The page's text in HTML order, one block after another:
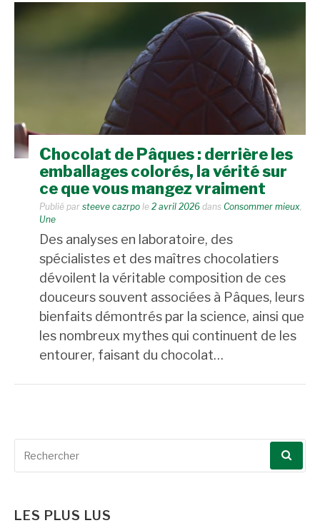
Chocolat de Pâques : derrière les
emballages colorés, la vérité sur
ce que vous mangez vraiment
Publié par steeve cazrpo le 2 avril 2026 dans Consommer mieux
Une
Des analyses en laboratoire, des
spécialistes et des maîtres chocolatiers
dévoilent la véritable composition de ces
douceurs souvent associées à Pâques, leurs
bienfaits démontrés par la science, ainsi que
les nombreux mythes qui continuent de les
entourer, faisant du chocolat…
LES PLUS LUS